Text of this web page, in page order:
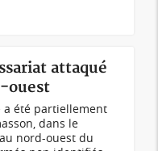
attaqué
ouest
a été partiellement
dans le
nord-ouest du